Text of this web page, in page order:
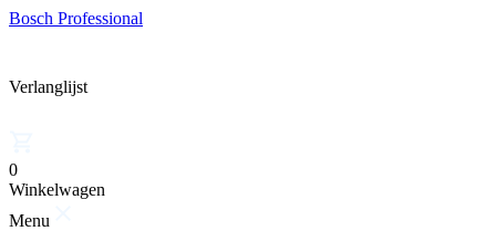
Bosch Professional
Verlanglijst
0
Winkelwagen
Menu